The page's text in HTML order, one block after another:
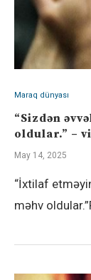
Maraq dünyası
“Sizdən
oldular.” –
May 14, 2025
“İxtilaf
məhv